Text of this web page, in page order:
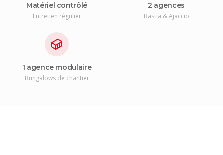
Matériel contrôlé
Entretien régulier
2 agences
Bastia & Ajaccio
1 agence modulaire
Bungalows de chantier